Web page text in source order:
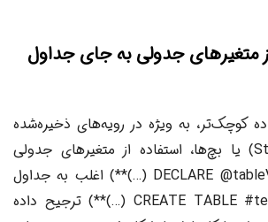
از متغیرهای جدولی به جای جداول
کوچک‌تر، به ویژه در رویه‌های ذخیره‌شده
(Stored Procedures) یا بچ‌ها، استفاده از متغیرهای جدولی
(**DECLARE @tableVariable TABLE (…)**) اغلب به جداول
موقت (**CREATE TABLE #tempTable (…)**) ترجیح داده